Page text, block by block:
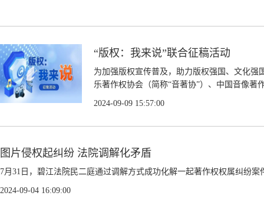
“版权：我来说”联合征稿活动
为加强版权宣传普及，助力版权强国、文化强
乐著作权协会（简称“音著协”）、中国音像著
2024-09-09 15:57:00
图片侵权起纠纷 法院调解化矛盾
7月31日，碧江法院民二庭通过调解方式成功化解一起著作权权属纠纷
2024-09-04 16:09:00